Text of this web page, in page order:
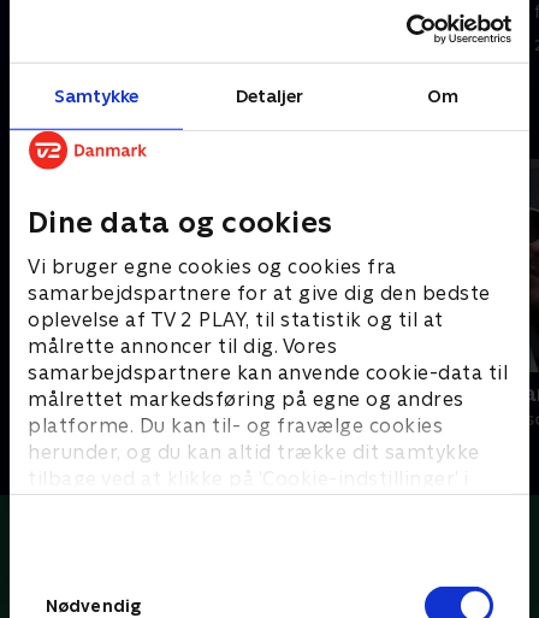
Samtykke Detaljer Om
Dine data og cookies
Vi bruger egne cookies og cookies fra
samarbejdspartnere for at give dig den bedste
oplevelse af TV 2 PLAY, til statistik og til at
målrette annoncer til dig. Vores
samarbejdspartnere kan anvende cookie-data til
målrettet markedsføring på egne og andres
platforme. Du kan til- og fravælge cookies
herunder, og du kan altid trække dit samtykke
tilbage ved at klikke på ’Cookie-indstillinger’ i
Nødvendig
alle de sjove situationer og
20. september 2021 • 20 min
Andre så også
Verdensmænd
Comedy • 5 sæsoner
Danish
Comedy • 3